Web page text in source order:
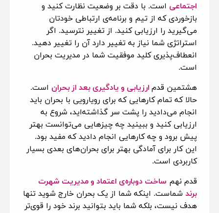
اجتماعی است. با دقت بر وضعیت نظارت کنید و
بازخوردی که از تیم و برنامه‌ی ارتباطی خودتان
می‌گیرید را ارزیابی کنید. از تغییر نترسید. اگر
استراتژی شما نیاز به تغییر دارد آن را تغییر دهید.
انعطاف‌پذیری کلید موفقیت شما در مدیریت بحران
است.
هشتمین قدم ارزیابی و یادگیری بعد از بحران است.
حالا که تمام کارهایی که برای رویارویی با بحران باید
انجام می‌دادید را پشت سر گذاشته‌اید، شروع به
ارزیابی کنید و ببینید چه چیزهایی می‌توانست بهتر
پیش برود و چه کارهایی انجام دادید که مفید بود.
این کار برای آمادگی بهتر برای بحران‌های بعدی بسیار
کاربردی است.
قدم نهم ساخت دوباره‌ی اعتماد و مدیریت شهرت
برند شماست. اینکه شما از یک بحران خارج شوید تنها
هدف نیست، بلکه شما باید بتوانید برند خود را قوی‌تر